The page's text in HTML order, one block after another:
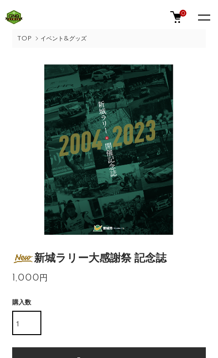
0
TOP イベント&グッズ
新城ラリー大感謝祭 記念誌
1,000円
購入数